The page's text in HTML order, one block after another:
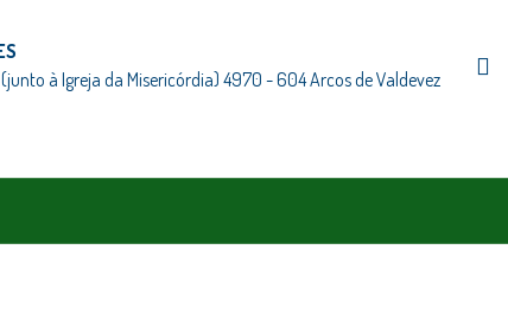
(junto à Igreja da Misericórdia) 4970 - 604 Arcos de Valdevez